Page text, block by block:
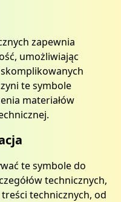
zapewnia
umożliwiając
te symbole
materiałów
te symbole do
technicznych,
treści technicznych, od